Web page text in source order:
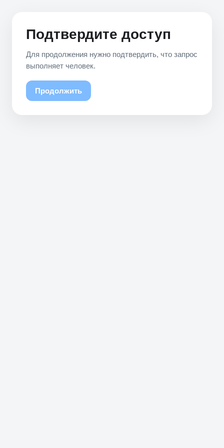
Подтвердите доступ
Для продолжения нужно подтвердить, что запрос
выполняет человек.
Продолжить